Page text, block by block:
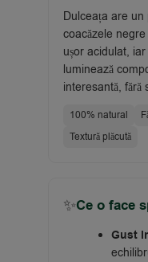
Dulceața are un
coacăzele
ușor acidulat,
luminează
interesantă,
100% natural
Textură plăcută
✨Ce o face
Gust